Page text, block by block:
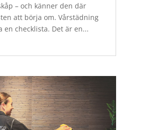
– och känner den där
att börja om. Vårstädning
en checklista. Det är en...